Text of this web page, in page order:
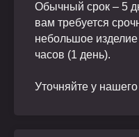
Обычный срок – 5
вам требуется
небольшое
часов (1 день).
Уточняйте у